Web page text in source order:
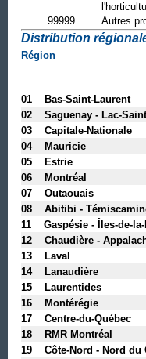
99999
Autres
Distribution
Région
01 Bas-Saint-Laurent
02 Saguenay - Lac-
03 Capitale-Nationale
04 Mauricie
05 Estrie
06 Montréal
07 Outaouais
08 Abitibi -
11 Gaspésie - Îles-de-la-
12 Chaudière -
13 Laval
14 Lanaudière
15 Laurentides
16 Montérégie
17 Centre-du-Québec
18 RMR Montréal
19 Côte-Nord - Nord du